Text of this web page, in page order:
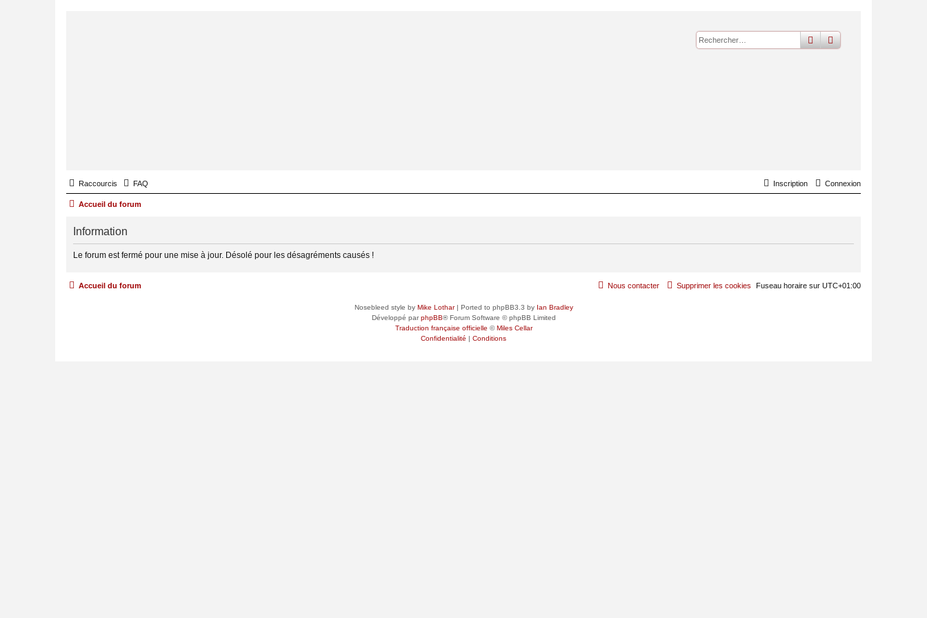
rechercher
recherche
Raccourcis FAQ Connexion
Inscription
Accueil du forum
Information
Le forum est fermé pour une mise à jour. Désolé pour les désagréments causés !
Accueil du forum Fuseau horaire sur UTC+01:00
Supprimer les cookies
Nous contacter
Nosebleed style by Mike Lothar| Ported to phpBB3.3 by Ian Bradley
Développé parphpBB® Forum Software © phpBB Limited
Traduction française officielle ©Miles Cellar
Confidentialité | Conditions